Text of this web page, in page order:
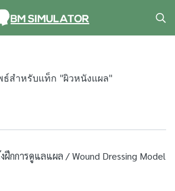
ธ์สำหรับแท็ก "ผิวหนังแผล"
ฝึกการดูแลแผล / Wound Dressing Model